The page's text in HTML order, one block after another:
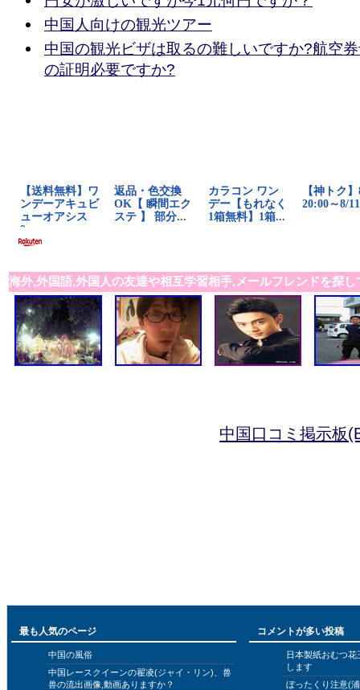
中国人向けの観光ツアー
中国の観光ビザは取るの難しいですか?航空
の証明必要ですか?
海外,外国語,外国人の友達や相互学習相手,メールフレンドを探し
中国口コミ掲示板
最も人気のページ
中国の風俗
中国レースクイーンの翟凌(ジャイ・リン)、兽
兽の流出画像,動画ありますか？
コメントが多い投稿
日本製紙おむつ
します
ぼったくり注意(